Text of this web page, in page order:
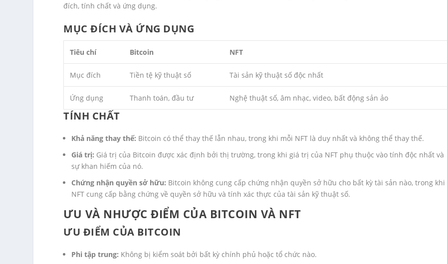
đích, tính chất và ứng dụng.
MỤC ĐÍCH VÀ ỨNG DỤNG
Tiêu chí Bitcoin NFT
Mục đích Tiền tệ kỹ thuật số Tài sản kỹ thuật số độc nhất
Ứng dụng Thanh toán, đầu tư Nghệ thuật số, âm nhạc, video, bất động sản ảo
TÍNH CHẤT
Khả năng thay thế: Bitcoin có thể thay thế lẫn nhau, trong khi mỗi NFT là duy nhất và không thể thay thế.
Giá trị: Giá trị của Bitcoin được xác định bởi thị trường, trong khi giá trị của NFT phụ thuộc vào tính độc nhất và
sự khan hiếm của nó.
Chứng nhận quyền sở hữu: Bitcoin không cung cấp chứng nhận quyền sở hữu cho bất kỳ tài sản nào, trong khi
NFT cung cấp bằng chứng về quyền sở hữu và tính xác thực của tài sản kỹ thuật số.
ƯU VÀ NHƯỢC ĐIỂM CỦA BITCOIN VÀ NFT
ƯU ĐIỂM CỦA BITCOIN
Phi tập trung: Không bị kiểm soát bởi bất kỳ chính phủ hoặc tổ chức nào.